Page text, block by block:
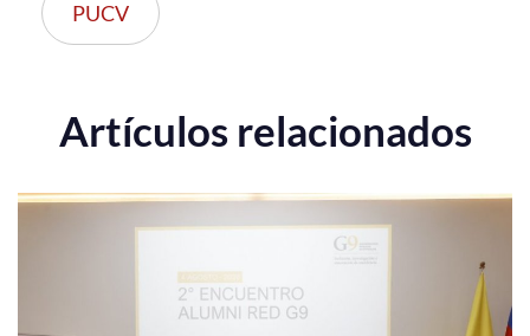
PUCV
Artículos relacionados